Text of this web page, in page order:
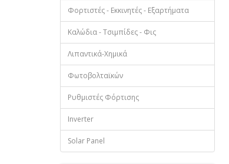
Φορτιστές - Εκκινητές - Εξαρτήματα
Καλώδια - Τσιμπίδες - Φις
Λιπαντικά-Χημικά
Φωτοβολταϊκών
Ρυθμιστές Φόρτισης
Inverter
Solar Panel